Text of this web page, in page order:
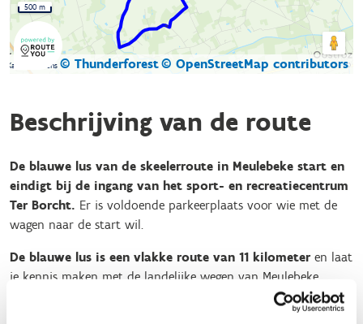
Kaartgegevens © Thunderforest© OpenStreetMap contributors
500 m
Beschrijving van de route
De blauwe lus van de skeelerroute in Meulebeke start en
eindigt bij de ingang van het sport- en recreatiecentrum
Ter Borcht. Er is voldoende parkeerplaats voor wie met de
wagen naar de start wil.
De blauwe lus is een vlakke route van 11 kilometeren laat
je kennis maken met de landelijke wegen van Meulebeke.
Auto’s zijn toegelaten op de route maar vormen amper hinder
tijdens het skeeleren. Dit maakt dat de route zeker geschikt is